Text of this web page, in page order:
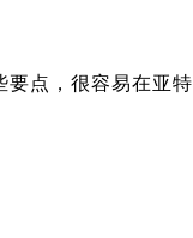
要点，很容易在亚特